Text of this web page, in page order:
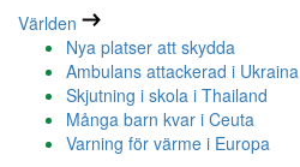
Världen
Nya platser att skydda
Ambulans attackerad i Ukraina
Skjutning i skola i Thailand
Många barn kvar i Ceuta
Varning för värme i Europa